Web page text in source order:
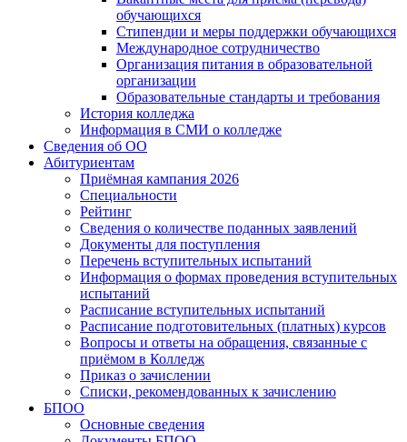
обучающихся
Стипендии и меры поддержки обучающихся
Международное сотрудничество
Организация питания в образовательной
организации
Образовательные стандарты и требования
История колледжа
Информация в СМИ о колледже
Сведения об ОО
Абитуриентам
Приёмная кампания 2026
Специальности
Рейтинг
Сведения о количестве поданных заявлений
Документы для поступления
Перечень вступительных испытаний
Информация о формах проведения вступительных
испытаний
Расписание вступительных испытаний
Расписание подготовительных (платных) курсов
Вопросы и ответы на обращения, связанные с
приёмом в Колледж
Приказ о зачислении
Списки, рекомендованных к зачислению
БПОО
Основные сведения